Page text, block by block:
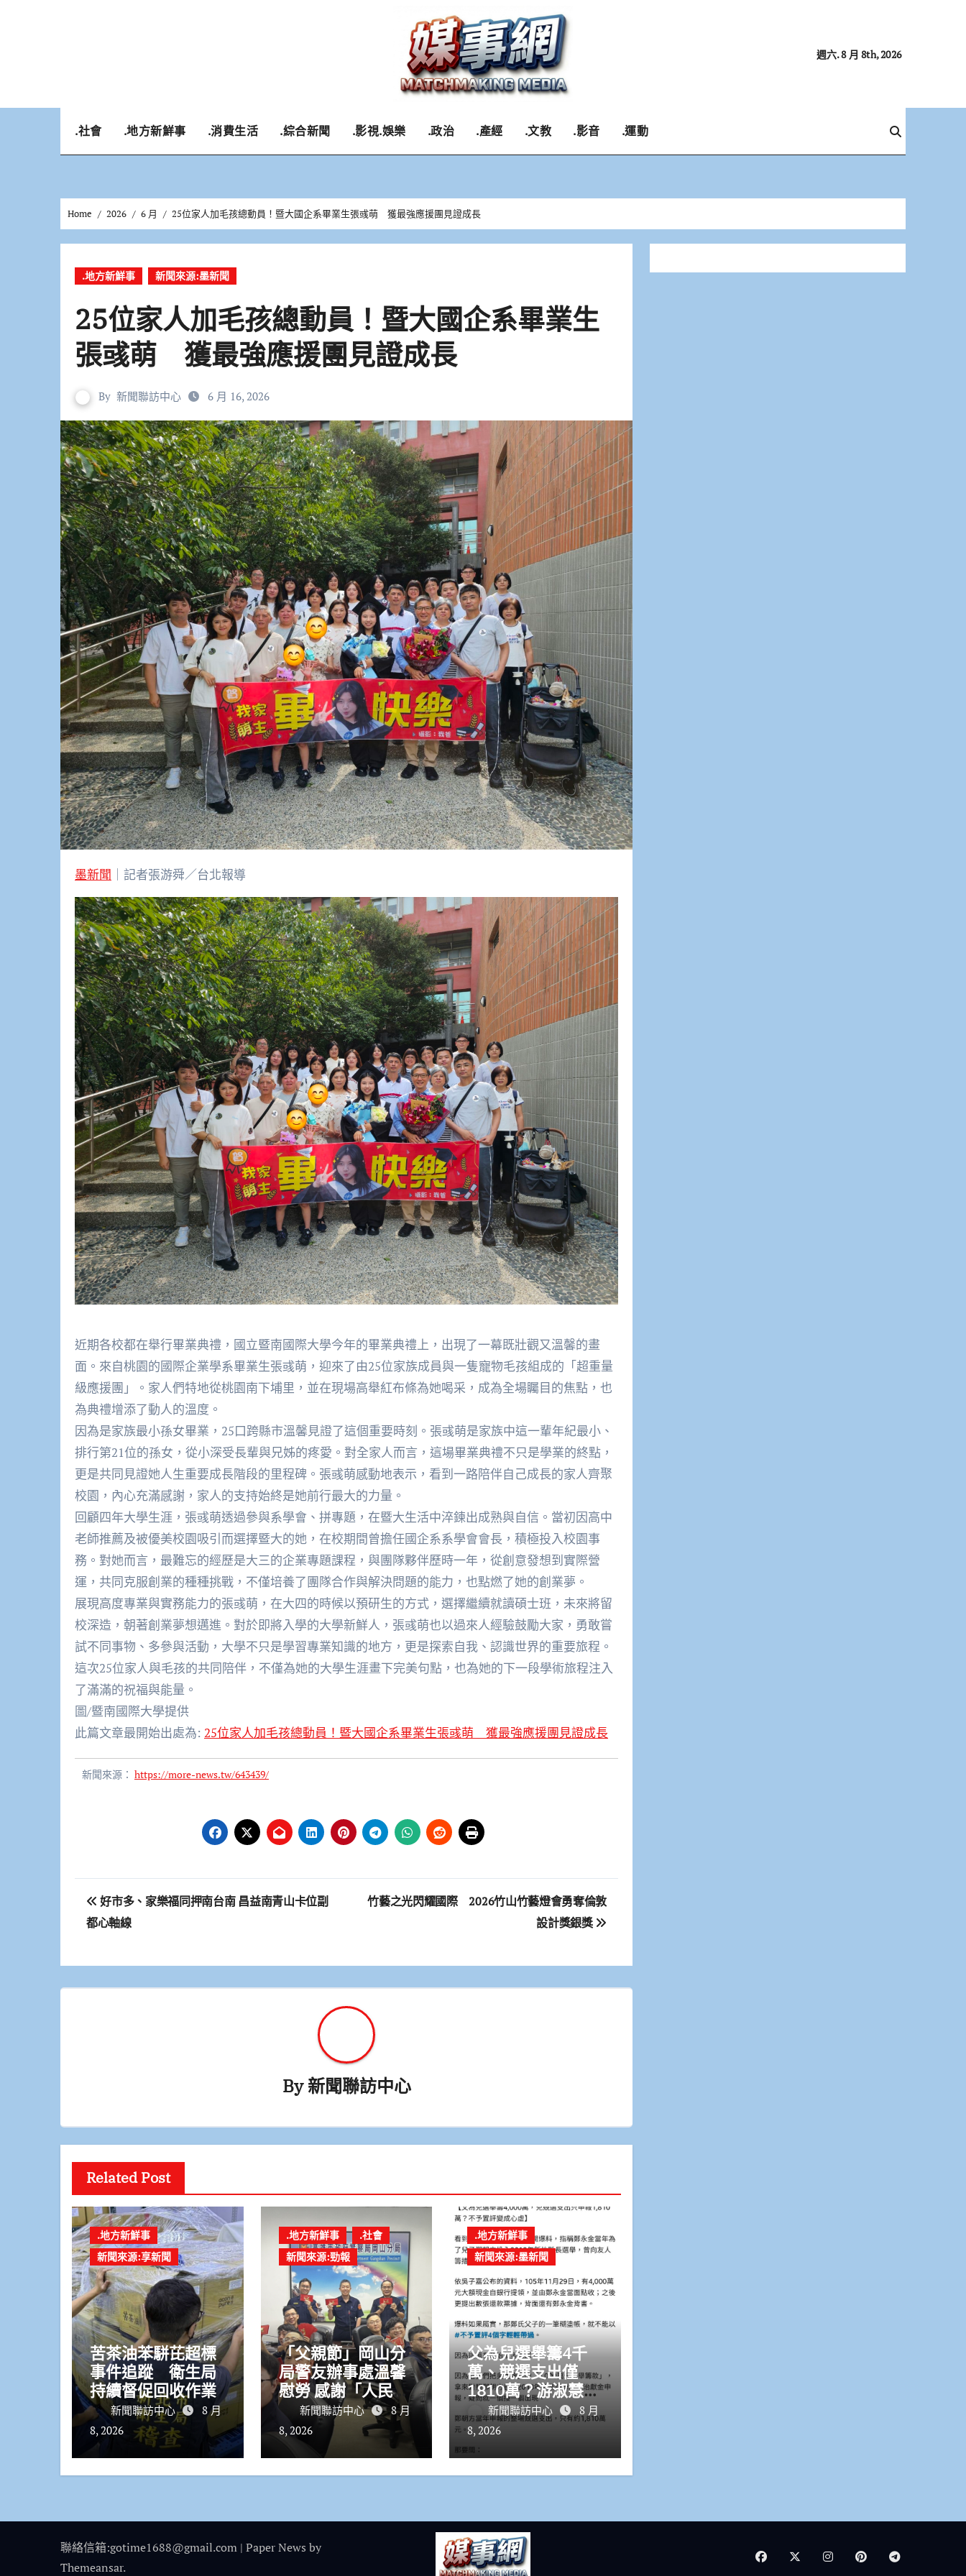
週六. 8 月 8th, 2026
.社會 .地方新鮮事 .消費生活 .綜合新聞 .影視.娛樂 .政治 .產經 .文教 .影音 .運動
Home 2026 6 月 25位家人加毛孩總動員！暨大國企系畢業生張彧萌 獲最強應援團見證成長
.地方新鮮事 新聞來源:墨新聞
25位家人加毛孩總動員！暨大國企系畢業生
張彧萌 獲最強應援團見證成長
By 新聞聯訪中心 6 月 16, 2026
墨新聞 ｜記者張游舜／台北報導
近期各校都在舉行畢業典禮，國立暨南國際大學今年的畢業典禮上， 出現了一幕既壯觀又溫馨的畫
面。 來自桃園的國際企業學系畢業生張彧萌， 迎來了由25位家族成員與一隻寵物毛孩組成的「超重量
級應援團」
。家人們特地從桃園南下埔里，並在現場高舉紅布條為她喝采， 成為全場矚目的焦點，也
為典禮增添了動人的溫度。
因為是家族最小孫女畢業，25口跨縣市溫馨見證了這個重要時刻。 張彧萌是家族中這一輩年紀最小、
排行第21位的孫女， 從小深受長輩與兄姊的疼愛。對全家人而言， 這場畢業典禮不只是學業的終點，
更是共同見證她人生重要成長階段的里程碑。張彧萌感動地表示， 看到一路陪伴自己成長的家人齊聚
校園，內心充滿感謝， 家人的支持始終是她前行最大的力量。
回顧四年大學生涯，張彧萌透過參與系學會、拼專題， 在暨大生活中淬鍊出成熟與自信。 當初因高中
老師推薦及被優美校園吸引而選擇暨大的她， 在校期間曾擔任國企系系學會會長，積極投入校園事
務。對她而言， 最難忘的經歷是大三的企業專題課程，與團隊夥伴歷時一年， 從創意發想到實際營
運，共同克服創業的種種挑戰， 不僅培養了團隊合作與解決問題的能力，也點燃了她的創業夢。
展現高度專業與實務能力的張彧萌，在大四的時候以預研生的方式， 選擇繼續就讀碩士班，未來將留
校深造，朝著創業夢想邁進。 對於即將入學的大學新鮮人，張彧萌也以過來人經驗鼓勵大家， 勇敢嘗
試不同事物、多參與活動，大學不只是學習專業知識的地方， 更是探索自我、認識世界的重要旅程。
這次25位家人與毛孩的共同陪伴， 不僅為她的大學生涯畫下完美句點， 也為她的下一段學術旅程注入
了滿滿的祝福與能量。
圖/暨南國際大學提供
此篇文章最開始出處為: 25位家人加毛孩總動員！暨大國企系畢業生張彧萌 獲最強應援團見證成長
新聞來源： https://more-news.tw/643439/
文
章
覽
好市多、家樂福同押南台南 昌益南青山卡位副
都心軸線
竹藝之光閃耀國際 2026竹山竹藝燈會勇奪倫敦
設計獎銀獎
By新聞聯訪中心
Related Post
.地方新鮮事
新聞來源:享新聞
苦茶油苯駢芘超標
事件追蹤 衛生局
持續督促回收作業
新聞聯訪中心
8 月
8, 2026
.地方新鮮事
.社會
新聞來源:勁報
「父親節」岡山分
局警友辦事處溫馨
慰勞 感謝「人民保
姆」守護治安
新聞聯訪中心
8 月
8, 2026
.地方新鮮事
新聞來源:墨新聞
父為兒選舉籌4千
萬、競選支出僅
1810萬？游淑慧追
問鄭朝方：2190萬
差額去哪了
新聞聯訪中心
8 月
8, 2026
聯絡信箱:gotime1688@gmail.com | Paper News by
Themeansar.